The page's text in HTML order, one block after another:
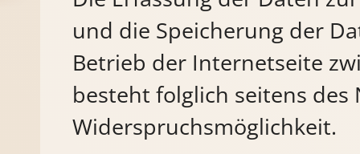
und die Speicherung der
Betrieb der Internetseite
besteht folglich seitens des
Widerspruchsmöglichkeit.